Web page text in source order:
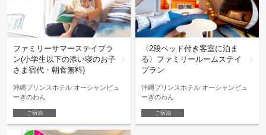
ファミリーサマーステイプラ
ン(小学生以下の添い寝のお子
さま宿代・朝食無料)
沖縄プリンスホテル オーシャンビュ
ーぎのわん
ご宿泊
〈2段ベッド付き客室に泊ま
る〉ファミリールームステイ
プラン
沖縄プリンスホテル オーシャンビュ
ーぎのわん
ご宿泊